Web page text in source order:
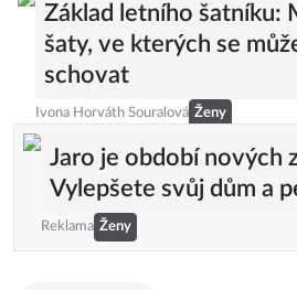
Základ letního šatníku:
šaty, ve kterých se
schovat
Ivona Horváth Souralová Ženy
Jaro je období nových
Vylepšete svůj dům a
Reklama Ženy